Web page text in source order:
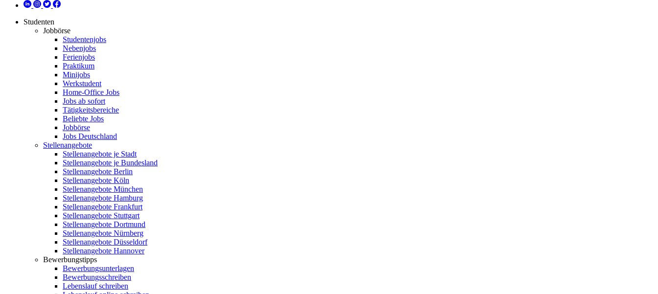
Studenten
Jobbörse
Studentenjobs
Nebenjobs
Ferienjobs
Praktikum
Minijobs
Werkstudent
Home-Office Jobs
Jobs ab sofort
Tätigkeitsbereiche
Beliebte Jobs
Jobbörse
Jobs Deutschland
Stellenangebote
Stellenangebote je Stadt
Stellenangebote je Bundesland
Stellenangebote Berlin
Stellenangebote Köln
Stellenangebote München
Stellenangebote Hamburg
Stellenangebote Frankfurt
Stellenangebote Stuttgart
Stellenangebote Dortmund
Stellenangebote Nürnberg
Stellenangebote Düsseldorf
Stellenangebote Hannover
Bewerbungstipps
Bewerbungsunterlagen
Bewerbungsschreiben
Lebenslauf schreiben